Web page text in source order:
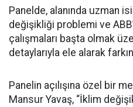
Panelde, alanında uzman
değişikliği problemi ve
çalışmaları başta olmak
detaylarıyla ele alarak
Panelin açılışına özel bir
Mansur Yavaş, “İklim